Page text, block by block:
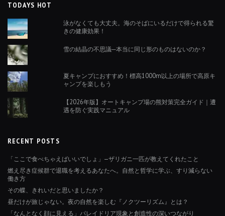
TODAYS HOT
泳がなくても大丈夫。海のそばにいるだけで得られる驚
きの健康効果！
雪の結晶の不思議─本当に同じ形のものはないのか？
夏キャンプにおすすめ！標高1000m以上の場所で高原キ
ャンプを楽しもう
【2026年版】オートキャンプ場の熊対策完全ガイド｜遭
遇を防ぐ実践マニュアル
RECENT POSTS
「ここで食べちゃえばいいでしょ」—ザリガニ一匹が教えてくれたこと
燃え尽き症候群で退職を考えるあなたへ。自然と哲学に学ぶ、すり減らない
働き方
その蝶、きれいだと思いましたか？
昼だけが旅じゃない。夜の自然を楽しむ『ノクツーリズム』とは？
「なんとなく顔に見える」パレイドリア現象と創造性の深いつながり